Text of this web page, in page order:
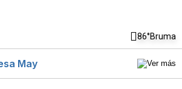
86°Bruma
May